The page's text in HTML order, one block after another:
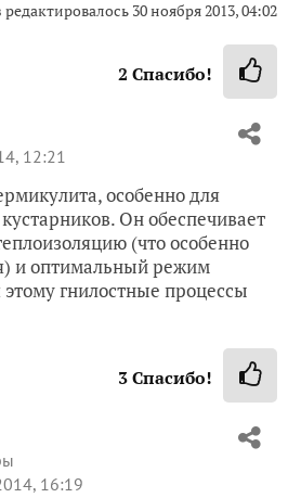
30 ноября 2013, 04:02
2 Спасибо!
12:21
особенно для
Он обеспечивает
(что особенно
и оптимальный режим
гнилостные процессы
3Спасибо!
16:19